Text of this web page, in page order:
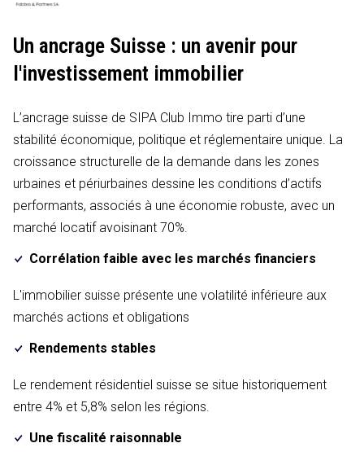
Un ancrage Suisse : un avenir pour
l'investissement immobilier
L’ancrage suisse de SIPA Club Immo tire parti d’une
stabilité économique, politique et réglementaire unique. La
croissance structurelle de la demande dans les zones
urbaines et périurbaines dessine les conditions d’actifs
performants, associés à une économie robuste, avec un
marché locatif avoisinant 70%.
Corrélation faible avec les marchés financiers
L'immobilier suisse présente une volatilité inférieure aux
marchés actions et obligations
Rendements stables
Le rendement résidentiel suisse se situe historiquement
entre 4% et 5,8% selon les régions.
Une fiscalité raisonnable